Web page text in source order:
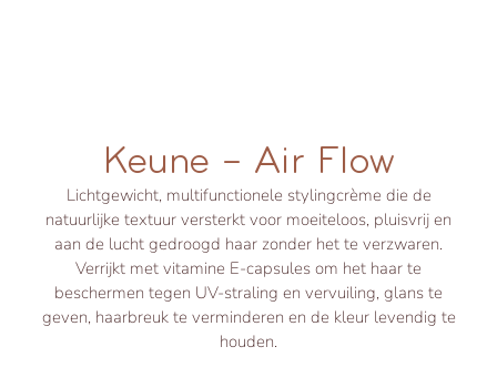
Keune – Air Flow
Lichtgewicht, multifunctionele stylingcrème die de
natuurlijke textuur versterkt voor moeiteloos, pluisvrij en
aan de lucht gedroogd haar zonder het te verzwaren.
Verrijkt met vitamine E-capsules om het haar te
beschermen tegen UV-straling en vervuiling, glans te
geven, haarbreuk te verminderen en de kleur levendig te
houden.